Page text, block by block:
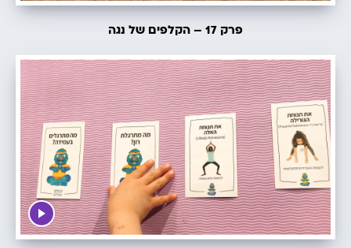
פרק 17 – הקלפים של נגה